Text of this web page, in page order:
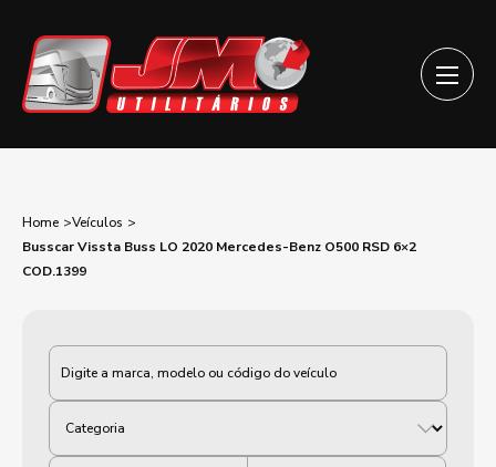
Home
Veículos
Busscar Vissta Buss LO 2020 Mercedes-Benz O500 RSD 6×2
COD.1399
Categoria